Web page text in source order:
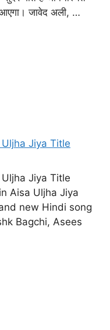
जावेद अली, …
Jiya Title
Jiya Title
Aisa Uljha Jiya
new Hindi song
Bagchi, Asees